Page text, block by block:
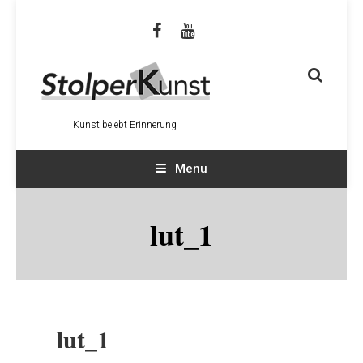
Kunst belebt Erinnerung
Menu
lut_1
lut_1